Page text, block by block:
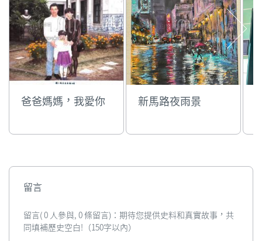
爸爸媽媽，我愛你 新馬路夜雨景
留言
留言( 0 人參與, 0 條留言)：期待您提供史料和真實故事，共
同填補歷史空白!（150字以內）